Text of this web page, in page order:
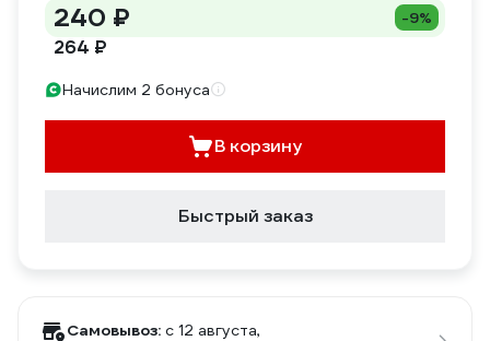
240 ₽ -9%
264 ₽
Начислим 2 бонуса
В корзину
Быстрый заказ
Самовывоз: c 12 августа,